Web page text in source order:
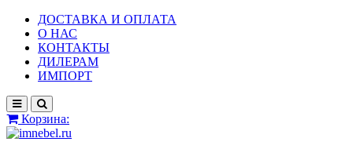
ДОСТАВКА И ОПЛАТА
О НАС
КОНТАКТЫ
ДИЛЕРАМ
ИМПОРТ
Корзина: